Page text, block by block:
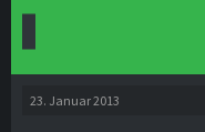
23. Januar 2013